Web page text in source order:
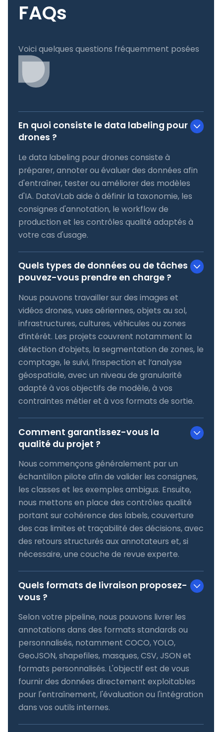
FAQs
Voici quelques questions fréquemment posées
En quoi consiste le data labeling pour
drones ?
Le data labeling pour drones consiste à
préparer, annoter ou évaluer des données afin
d'entraîner, tester ou améliorer des modèles
d'IA. DataVLab aide à définir la taxonomie, les
consignes d'annotation, le workflow de
production et les contrôles qualité adaptés à
votre cas d'usage.
Quels types de données ou de tâches
pouvez-vous prendre en charge ?
Nous pouvons travailler sur des images et
vidéos drones, vues aériennes, objets au sol,
infrastructures, cultures, véhicules ou zones
d’intérêt. Les projets couvrent notamment la
détection d’objets, la segmentation de zones, le
comptage, le suivi, l’inspection et l’analyse
géospatiale, avec un niveau de granularité
adapté à vos objectifs de modèle, à vos
contraintes métier et à vos formats de sortie.
Comment garantissez-vous la
qualité du projet ?
Nous commençons généralement par un
échantillon pilote afin de valider les consignes,
les classes et les exemples ambigus. Ensuite,
nous mettons en place des contrôles qualité
portant sur cohérence des labels, couverture
des cas limites et traçabilité des décisions, avec
des retours structurés aux annotateurs et, si
nécessaire, une couche de revue experte.
Quels formats de livraison proposez-
vous ?
Selon votre pipeline, nous pouvons livrer les
annotations dans des formats standards ou
personnalisés, notamment COCO, YOLO,
GeoJSON, shapefiles, masques, CSV, JSON et
formats personnalisés. L'objectif est de vous
fournir des données directement exploitables
pour l'entraînement, l'évaluation ou l'intégration
dans vos outils internes.